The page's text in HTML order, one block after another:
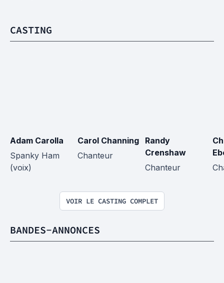
CASTING
Adam Carolla
Spanky Ham
(voix)
Carol Channing
Chanteur
Randy
Crenshaw
Chanteur
VOIR LE CASTING COMPLET
BANDES-ANNONCES